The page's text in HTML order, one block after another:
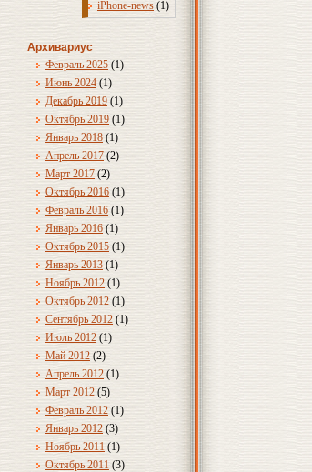
iPhone-news (1)
Архивариус
Февраль 2025 (1)
Июнь 2024 (1)
Декабрь 2019 (1)
Октябрь 2019 (1)
Январь 2018 (1)
Апрель 2017 (2)
Март 2017 (2)
Октябрь 2016 (1)
Февраль 2016 (1)
Январь 2016 (1)
Октябрь 2015 (1)
Январь 2013 (1)
Ноябрь 2012 (1)
Октябрь 2012 (1)
Сентябрь 2012 (1)
Июль 2012 (1)
Май 2012 (2)
Апрель 2012 (1)
Март 2012 (5)
Февраль 2012 (1)
Январь 2012 (3)
Ноябрь 2011 (1)
Октябрь 2011 (3)